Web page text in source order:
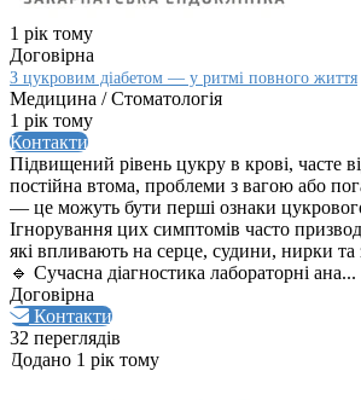
1 рік тому
Договірна
З цукровим діабетом — у ритмі повного життя
Медицина / Стоматологія
1 рік тому
Контакти
Підвищений рівень цукру в крові, часте
постійна втома, проблеми з вагою або
— це можуть бути перші ознаки
Ігнорування цих симптомів часто
які впливають на серце, судини, нирки
🔹 Сучасна діагностика лабораторні ана...
Договірна
Контакти
32 переглядів
Додано 1 рік тому